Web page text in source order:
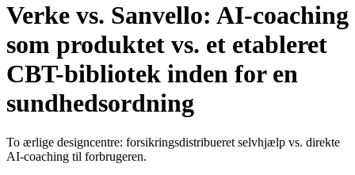
Verke vs. Sanvello: AI-coaching
som produktet vs. et etableret
CBT-bibliotek inden for en
sundhedsordning
To ærlige designcentre: forsikringsdistribueret selvhjælp vs. direkte
AI-coaching til forbrugeren.